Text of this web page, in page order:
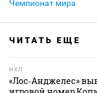
Чемпионат мира
ЧИТАТЬ ЕЩЕ
НХЛ
«Лос‑Анджелес»